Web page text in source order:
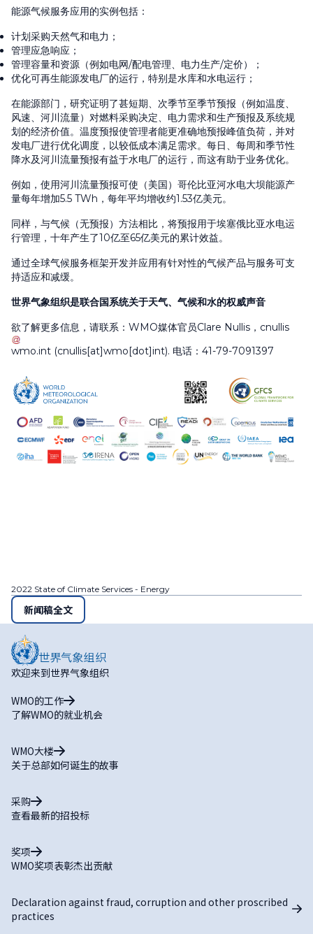
能源气候服务应用的实例包括：
计划采购天然气和电力；
管理应急响应；
管理容量和资源（例如电网/配电管理、电力生产/定价）；
优化可再生能源发电厂的运行，特别是水库和水电运行；
在能源部门，研究证明了甚短期、次季节至季节预报（例如温度、
风速、河川流量）对燃料采购决定、电力需求和生产预报及系统规
划的经济价值。温度预报使管理者能更准确地预报峰值负荷，并对
发电厂进行优化调度，以较低成本满足需求。每日、每周和季节性
降水及河川流量预报有益于水电厂的运行，而这有助于业务优化。
例如，使用河川流量预报可使（美国）哥伦比亚河水电大坝能源产
量每年增加5.5 TWh，每年平均增收约1.53亿美元。
同样，与气候（无预报）方法相比，将预报用于埃塞俄比亚水电运
行管理，十年产生了10亿至65亿美元的累计效益。
通过全球气候服务框架开发并应用有针对性的气候产品与服务可支
持适应和减缓。
世界气象组织是联合国系统关于天气、气候和水的权威声音
欲了解更多信息，请联系：WMO媒体官员Clare Nullis， cnullis
wmo.int (cnullis[at]wmo[dot]int). 电话：41-79-7091397
2022 State of Climate Services - Energy
新闻稿全文
欢迎来到世界气象组织
WMO的工作
了解WMO的就业机会
WMO大楼
关于总部如何诞生的故事
采购
查看最新的招投标
奖项
WMO奖项表彰杰出贡献
Declaration against fraud, corruption and other proscribed
practices